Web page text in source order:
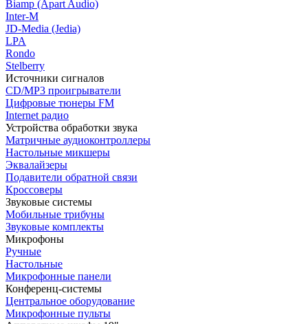
Biamp (Apart Audio)
Inter-M
JD-Media (Jedia)
LPA
Rondo
Stelberry
Источники сигналов
CD/MP3 проигрыватели
Цифровые тюнеры FM
Internet радио
Устройства обработки звука
Матричные аудиоконтроллеры
Настольные микшеры
Эквалайзеры
Подавители обратной связи
Кроссоверы
Звуковые системы
Мобильные трибуны
Звуковые комплекты
Микрофоны
Ручные
Настольные
Микрофонные панели
Конференц-системы
Центральное оборудование
Микрофонные пульты